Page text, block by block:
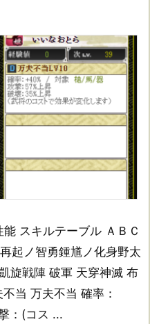
スキルテーブル ＡＢＣ
起ノ智勇鍾馗ノ化身野太
旋戦陣 破軍 天穿神滅 布
当 万夫不当 確率：
(コス ...